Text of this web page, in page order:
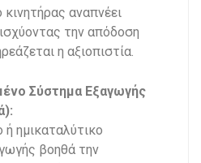
αναπνέει
την απόδοση
η αξιοπιστία.
Σύστημα Εξαγωγής
ή ημικαταλύτικο
βοηθά την